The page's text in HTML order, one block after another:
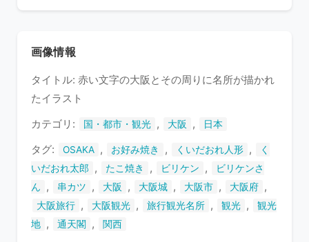
護
い
画像情報
タイトル: 赤い文字の大阪とその周りに名所が描かれ
たイラスト
カテゴリ:
国・都市・観光 , 大阪 , 日本
タグ: OSAKA , お好み焼き , くいだおれ人形 ,
く
いだおれ太郎
, たこ焼き , ビリケン ,
ビリケンさ
ん
, 串カツ , 大阪 , 大阪城 , 大阪市 , 大阪府 ,
大阪旅行 , 大阪観光 , 旅行観光名所 , 観光 ,
観光
地 , 通天閣 , 関西